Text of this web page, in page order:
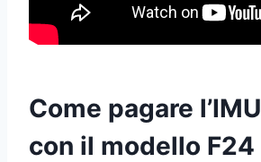
Come pagare
con il modello F24